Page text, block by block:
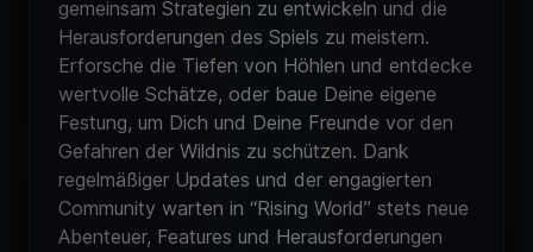
gemeinsam Strategien zu entwickeln und die
Herausforderungen des Spiels zu meistern.
Erforsche die Tiefen von Höhlen und entdecke
wertvolle Schätze, oder baue Deine eigene
Festung, um Dich und Deine Freunde vor den
Gefahren der Wildnis zu schützen. Dank
regelmäßiger Updates und der engagierten
Community warten in “Rising World” stets neue
Abenteuer, Features und Herausforderungen